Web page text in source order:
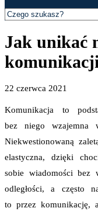
Jak unikać
komunikacji
22 czerwca 2021
Komunikacja to
bez niego wzajemna
Niekwestionowaną
elastyczna, dzięki
sobie wiadomości bez
odległości, a często
to przez komunikację,